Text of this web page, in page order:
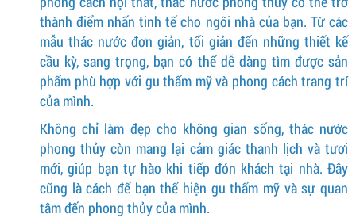
thành điểm nhấn tinh tế cho ngôi nhà của bạn. Từ các
mẫu thác nước đơn giản, tối giản đến những thiết kế
cầu kỳ, sang trọng, bạn có thể dễ dàng tìm được sản
phẩm phù hợp với gu thẩm mỹ và phong cách trang trí
của mình.
Không chỉ làm đẹp cho không gian sống, thác nước
phong thủy còn mang lại cảm giác thanh lịch và tươi
mới, giúp bạn tự hào khi tiếp đón khách tại nhà. Đây
cũng là cách để bạn thể hiện gu thẩm mỹ và sự quan
tâm đến phong thủy của mình.